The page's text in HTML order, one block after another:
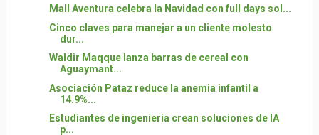
Mall Aventura celebra la Navidad con full days sol...
Cinco claves para manejar a un cliente molesto
dur...
Waldir Maqque lanza barras de cereal con
Aguaymant...
Asociación Pataz reduce la anemia infantil a
14.9%...
Estudiantes de ingeniería crean soluciones de IA
p...